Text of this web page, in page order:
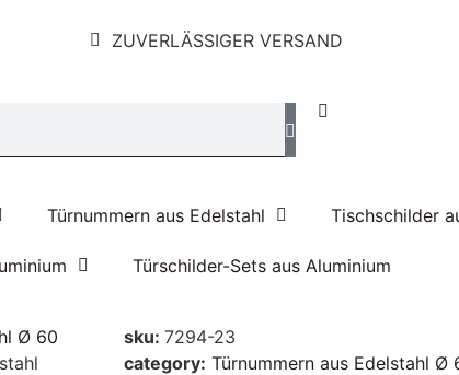
ZUVERLÄSSIGER VERSAND
Türnummern aus Edelstahl Tischschilder
Türschilder-Sets aus Aluminium
Ø 60
sku: 7294-23
category: Türnummern aus Edelstahl Ø